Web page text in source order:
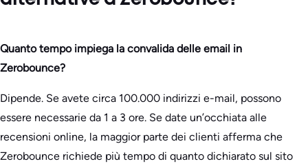
Quanto tempo impiega la convalida delle email in
Zerobounce?
Dipende. Se avete circa 100.000 indirizzi e-mail, possono
essere necessarie da 1 a 3 ore. Se date un’occhiata alle
recensioni online, la maggior parte dei clienti afferma che
Zerobounce richiede più tempo di quanto dichiarato sul sito